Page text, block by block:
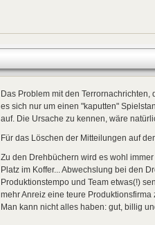
Das Problem mit den
es sich nur um einen "kaputten"
auf. Die Ursache zu kennen, wäre
Für das Löschen der Mitteilungen auf
Zu den Drehbüchern wird es wohl
Platz im Koffer... Abwechslung bei den
Produktionstempo und Team etwas(!)
mehr Anreiz eine teure
Man kann nicht alles haben: gut, billig